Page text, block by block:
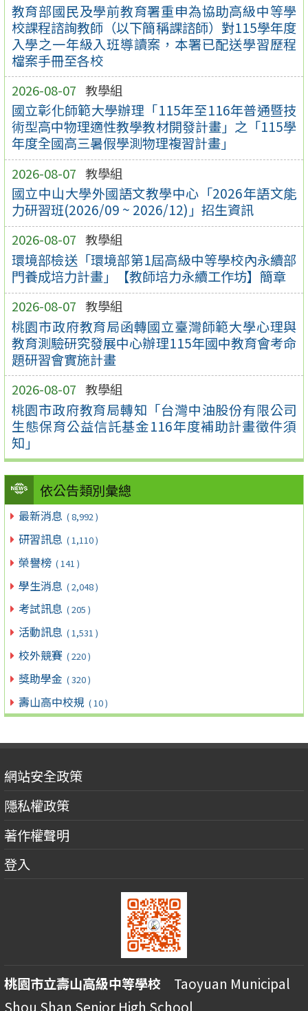
教育部國民及學前教育署重申為協助高級中等學
校課程諮詢教師（以下簡稱課諮師）對115學年度
入學之一年級入班導讀案，本署已配送學習歷程
檔案手冊至各校
2026-08-07 教學組
國立彰化師範大學辦理「115年至116年普通暨技
術型高中物理適性教學教材開發計畫」之「115學
年度全國高三暑假學測物理複習計畫」
2026-08-07 教學組
國立中山大學外國語文教學中心「2026年語文能
力研習班(2026/09 ~ 2026/12)」招生資訊
2026-08-07 教學組
環境部檢送「環境部第1屆高級中等學校內永續部
門養成培力計畫」【教師培力永續工作坊】簡章
2026-08-07 教學組
桃園市政府教育局函轉國立臺灣師範大學心理與
教育測驗研究發展中心辦理115年國中教育會考命
題研習會實施計畫
2026-08-07 教學組
桃園市政府教育局轉知「台灣中油股份有限公司
生態保育公益信託基金116年度補助計畫徵件須
知」
依公告類別彙總
最新消息 ( 8,992 )
研習訊息 ( 1,110 )
榮譽榜 ( 141 )
學生消息 ( 2,048 )
考試訊息 ( 205 )
活動訊息 ( 1,531 )
校外競賽 ( 220 )
獎助學金 ( 320 )
壽山高中校規 ( 10 )
網站安全政策
隱私權政策
著作權聲明
登入
桃園市立壽山高級中等學校 Taoyuan Municipal